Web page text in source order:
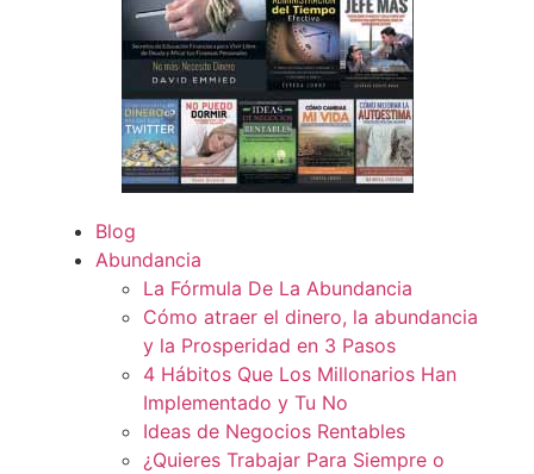
Blog
Abundancia
La Fórmula De La Abundancia
Cómo atraer el dinero, la abundancia
y la Prosperidad en 3 Pasos
4 Hábitos Que Los Millonarios Han
Implementado y Tu No
Ideas de Negocios Rentables
¿Quieres Trabajar Para Siempre o